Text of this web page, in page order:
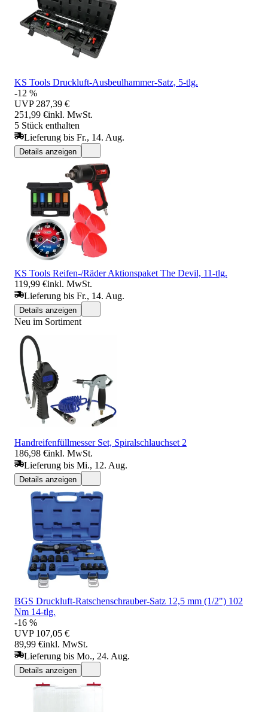
KS Tools Druckluft-Ausbeulhammer-Satz, 5-tlg.
-12 %
UVP 287,39 €
251,99 €inkl. MwSt.
5 Stück enthalten
Lieferung bis Fr., 14. Aug.
Details anzeigen
KS Tools Reifen-/Räder Aktionspaket The Devil, 11-tlg.
119,99 €inkl. MwSt.
Lieferung bis Fr., 14. Aug.
Details anzeigen
Neu im Sortiment
Handreifenfüllmesser Set, Spiralschlauchset 2
186,98 €inkl. MwSt.
Lieferung bis Mi., 12. Aug.
Details anzeigen
BGS Druckluft-Ratschenschrauber-Satz 12,5 mm (1/2") 102
Nm 14-tlg.
-16 %
UVP 107,05 €
89,99 €inkl. MwSt.
Lieferung bis Mo., 24. Aug.
Details anzeigen